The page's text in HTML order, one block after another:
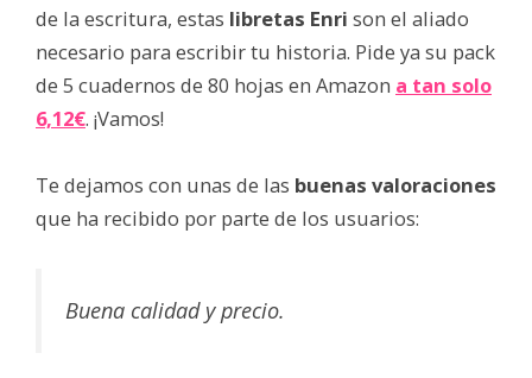
de la escritura, estas libretas Enri son el aliado
necesario para escribir tu historia. Pide ya su pack
de 5 cuadernos de 80 hojas en Amazon a tan solo
6,12€. ¡Vamos!
Te dejamos con unas de las buenas valoraciones
que ha recibido por parte de los usuarios:
Buena calidad y precio.